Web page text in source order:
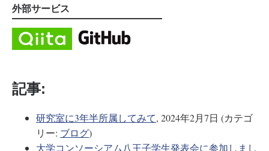
外部サービス
記事:
研究室に3年半所属してみて, 2024年2月7日 (カテゴ
リー: ブログ)
大学コンソーシアム八王子学生発表会に参加しまし